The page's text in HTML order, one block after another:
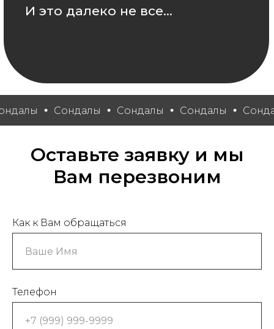
Сондалы Сондалы Сондалы Сондалы
Оставьте заявку и мы
Вам перезвоним
Как к Вам обращаться
Телефон